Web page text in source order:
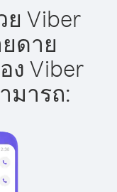
Viber
ดาย
ง Viber
มารถ: